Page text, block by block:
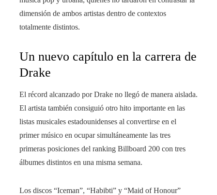
dimensión de ambos artistas dentro de contextos
totalmente distintos.
Un nuevo capítulo en la carrera de
Drake
El récord alcanzado por Drake no llegó de manera aislada.
El artista también consiguió otro hito importante en las
listas musicales estadounidenses al convertirse en el
primer músico en ocupar simultáneamente las tres
primeras posiciones del ranking Billboard 200 con tres
álbumes distintos en una misma semana.
Los discos “Iceman”, “Habibti” y “Maid of Honour”